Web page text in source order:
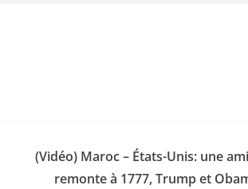
(Vidéo) Maroc – États-Unis: une
remonte à 1777, Trump et